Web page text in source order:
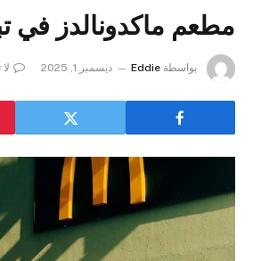
مطعم ماكدونالدز في
بواسطة Eddie ديسمبر 1, 2025